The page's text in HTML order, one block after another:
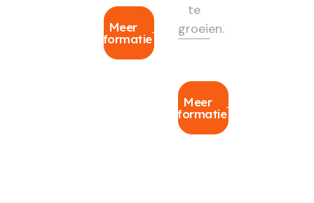
Meer
informatie
te
groeien.
Meer
informatie